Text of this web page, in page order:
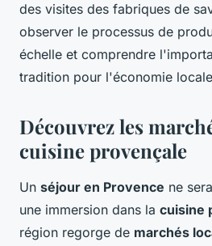
des visites des fabriques de
observer le processus de
échelle et comprendre
tradition pour l'économie
Découvrez les
cuisine provençale
Un séjour en Provence ne
une immersion dans la cuisine
région regorge de marchés